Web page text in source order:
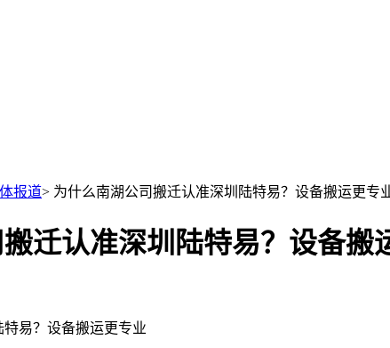
报道> 为什么南湖公司搬迁认准深圳陆特易？设备搬运更专
迁认准深圳陆特易？设备搬
易？设备搬运更专业